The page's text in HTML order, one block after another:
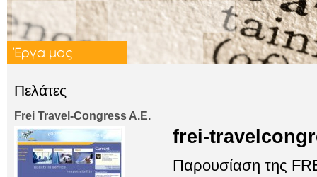
Πελάτες
Frei Travel-Congress A.E.
frei-
Παρουσίαση της